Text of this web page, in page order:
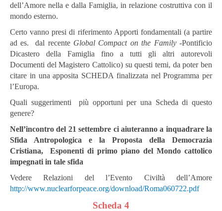
dell’Amore nella e dalla Famiglia, in relazione costruttiva con il
mondo esterno.
Certo vanno presi di riferimento Apporti fondamentali (a partire
ad es. dal recente Global Compact on the Family -Pontificio
Dicastero della Famiglia fino a tutti gli altri autorevoli
Documenti del Magistero Cattolico) su questi temi, da poter ben
citare in una apposita SCHEDA finalizzata nel Programma per
l’Europa.
Quali suggerimenti più opportuni per una Scheda di questo
genere?
Nell’incontro del 21 settembre ci aiuteranno a inquadrare la
Sfida Antropologica e la Proposta della Democrazia
Cristiana, Esponenti di primo piano del Mondo cattolico
impegnati in tale sfida
Vedere Relazioni del l’Evento Civiltà dell’Amore
http://www.nuclearforpeace.org/download/Roma060722.pdf
Scheda 4